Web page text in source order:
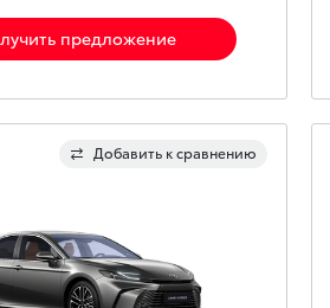
предложение
Добавить к сравнению